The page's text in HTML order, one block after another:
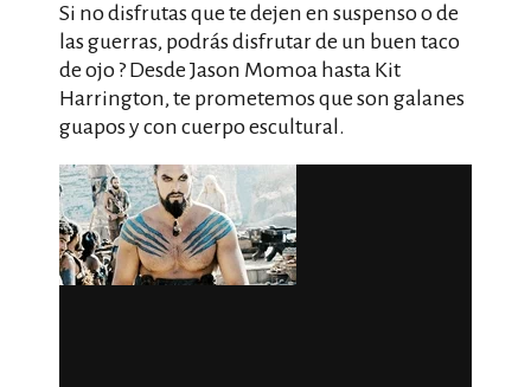
Si no disfrutas que te dejen en suspenso o de
las guerras, podrás disfrutar de un buen taco
de ojo ? Desde Jason Momoa hasta Kit
Harrington, te prometemos que son galanes
guapos y con cuerpo escultural.